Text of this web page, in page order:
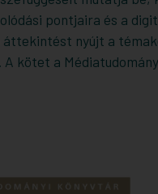
pontjaira és a
nyújt a
A kötet a